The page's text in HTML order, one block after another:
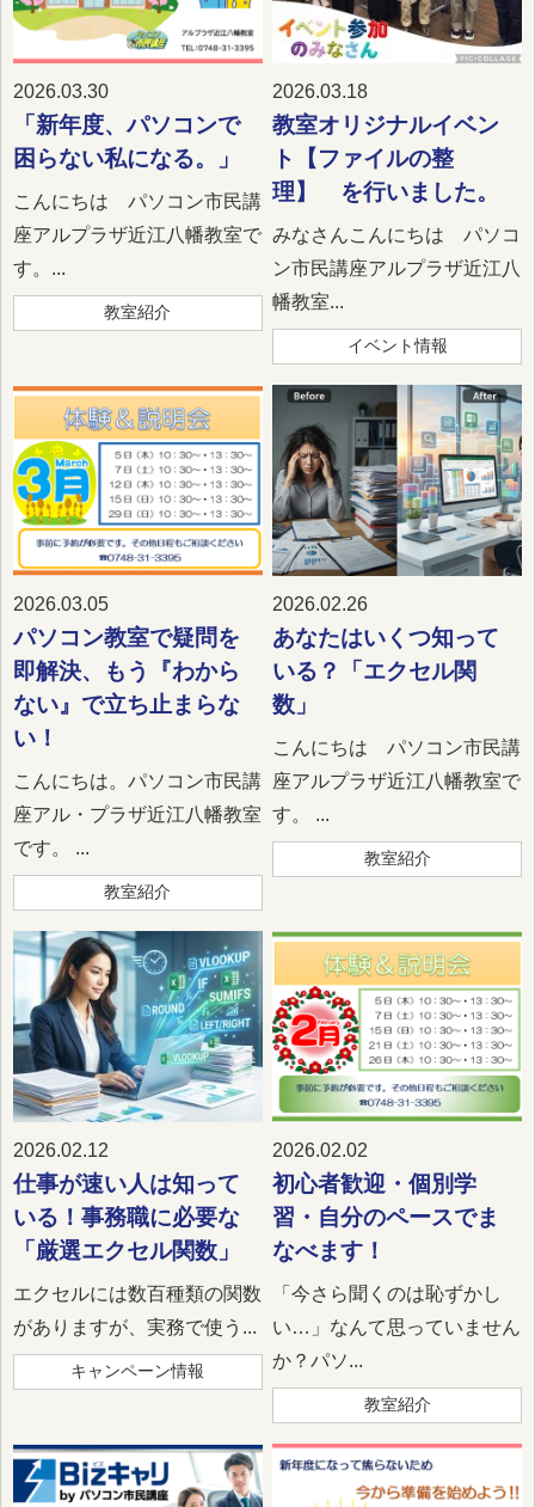
2026.03.30
「新年度、パソコンで
困らない私になる。」
こんにちは パソコン市民講
座アルプラザ近江八幡教室で
す。...
教室紹介
2026.03.18
教室オリジナルイベン
ト【ファイルの整
理】 を行いました。
みなさんこんにちは パソコ
ン市民講座アルプラザ近江八
幡教室...
イベント情報
2026.03.05
パソコン教室で疑問を
即解決、もう『わから
ない』で立ち止まらな
い！
こんにちは。パソコン市民講
座アル・プラザ近江八幡教室
です。 ...
教室紹介
2026.02.26
あなたはいくつ知って
いる？「エクセル関
数」
こんにちは パソコン市民講
座アルプラザ近江八幡教室で
す。 ...
教室紹介
2026.02.12
仕事が速い人は知って
いる！事務職に必要な
「厳選エクセル関数」
エクセルには数百種類の関数
がありますが、実務で使う...
キャンペーン情報
2026.02.02
初心者歓迎・個別学
習・自分のペースでま
なべます！
「今さら聞くのは恥ずかし
い…」なんて思っていません
か？パソ...
教室紹介